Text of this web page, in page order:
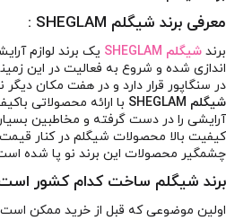
معرفی برند شیگلم SHEGLAM :
برند شیگلم SHEGLAM
اندازی شده و شروع به فعالیت در این
در سنگاپور قرار دارد و در هفت مکان دیگر
شیگلم SHEGLAM
با ارائه محصولاتی
آرایشی را در دست گرفته و مخاطبین
کیفیت بالا محصولات شیگلم در کنار
چشمگیر محصولات این برند نو پا شده
برند شیگلم ساخت کدام کشور
اولین موضوعی که قبل از خرید ممکن